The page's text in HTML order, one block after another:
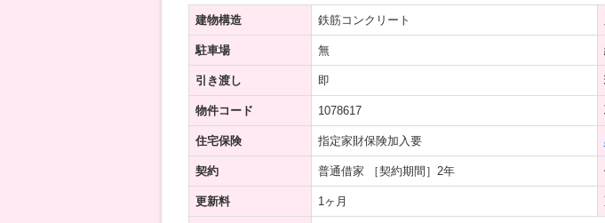
建物構造 鉄筋コンクリート
駐車場 無
引き渡し 即
物件コード 1078617
住宅保険 指定家財保険加入要
契約 普通借家 ［契約期間］2年
更新料 1ヶ月